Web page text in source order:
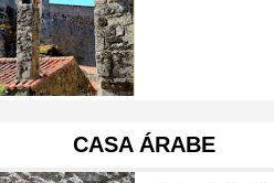
CASA ÁRABE